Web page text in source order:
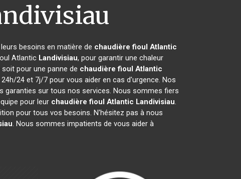
besoins en matière de chaudière fioul Atlantic
Atlantic Landivisiau, pour garantir une chaleur
pour une panne de chaudière fioul Atlantic
24 et 7j/7 pour vous aider en cas d'urgence. Nos
sur tous nos services. Nous sommes fiers
pour leur chaudière fioul Atlantic Landivisiau.
pour tous vos besoins. N'hésitez pas à nous
. Nous sommes impatients de vous aider à